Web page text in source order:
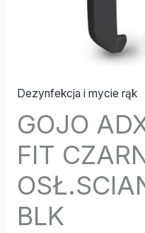
Dezynfekcja i mycie rąk
GOJO
FIT
BLK